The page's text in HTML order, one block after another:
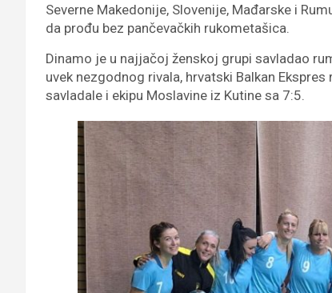
Severne Makedonije, Slovenije, Mađarske i
da prođu bez pančevačkih rukometašica.
Dinamo je u najjačoj ženskoj grupi savladao
uvek nezgodnog rivala, hrvatski Balkan
savladale i ekipu Moslavine iz Kutine sa 7:5.